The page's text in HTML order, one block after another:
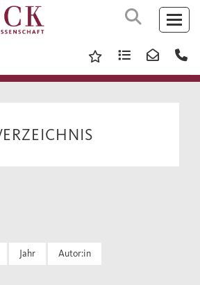
Jahr Autor:in